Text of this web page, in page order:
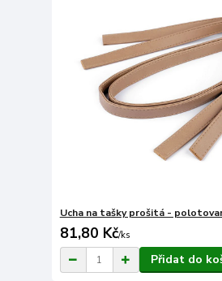
Ucha na tašky prošitá -
81,80 Kč/ks
Přidat do